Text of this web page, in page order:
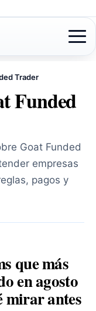
Trader
Funded
Goat Funded
empresas
pagos y
que más
en agosto
mirar antes